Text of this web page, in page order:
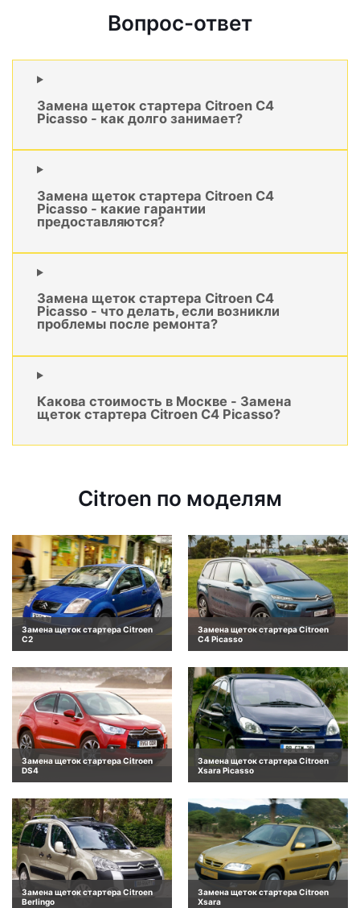
Вопрос-ответ
Замена щеток стартера Citroen C4
Picasso - как долго занимает?
Замена щеток стартера Citroen C4
Picasso - какие гарантии
предоставляются?
Замена щеток стартера Citroen C4
Picasso - что делать, если возникли
проблемы после ремонта?
Какова стоимость в Москве - Замена
щеток стартера Citroen C4 Picasso?
Citroen по моделям
Замена щеток стартера Citroen
C2
Замена щеток стартера Citroen
C4 Picasso
Замена щеток стартера Citroen
DS4
Замена щеток стартера Citroen
Xsara Picasso
Замена щеток стартера Citroen
Berlingo
Замена щеток стартера Citroen
Xsara